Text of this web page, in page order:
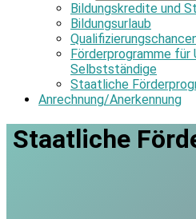
Bildungskredite und
Bildungsurlaub
Förderprogramme für
Selbstständige
Staatliche
Anrechnung/Anerkennung
Staatliche